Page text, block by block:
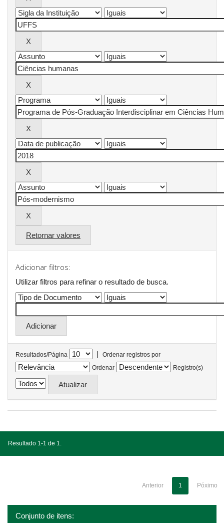
Retornar valores
Adicionar filtros:
Utilizar filtros para refinar o resultado de busca.
Resultados/Página |
Ordenar registros por
Ordenar
Registro(s)
Resultado 1-1 de 1.
Anterior 1 Póximo
Conjunto de itens: